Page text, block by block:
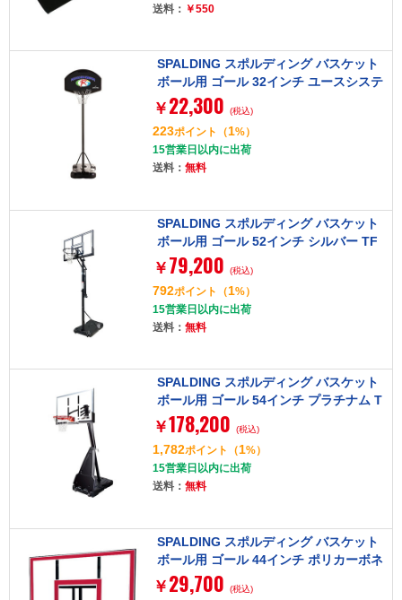
送料： ￥550
SPALDING スポルディング バスケット
ボール用 ゴール 32インチ ユースシステ
ム 5A1003CN
￥ 22,300 (税込)
223ポイント （1%）
15営業日以内に出荷
送料： 無料
SPALDING スポルディング バスケット
ボール用 ゴール 52インチ シルバー TF
ポータブル 6A1042CN
￥ 79,200 (税込)
792ポイント （1%）
15営業日以内に出荷
送料： 無料
SPALDING スポルディング バスケット
ボール用 ゴール 54インチ プラチナム T
Fポータブル 6C1564JP
￥178,200 (税込)
1,782ポイント （1%）
15営業日以内に出荷
送料： 無料
SPALDING スポルディング バスケット
ボール用 ゴール 44インチ ポリカーボネ
イトコンボ 791351CN
￥ 29,700 (税込)